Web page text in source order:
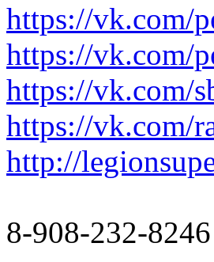
https://vk.com/
https://vk.com/
https://vk.com/
https://vk.com/
http://
8-908-232-